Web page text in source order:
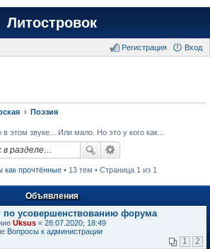
Литостровок
Вход
Регистрация
Поэзия
в этом звуке... Или мало. Но это у кого как...
как прочтённые • 13 тем • Страница 1 из 1
Объявления
по усовершенствованию форума
Uksus « 28.07.2020, 18:49
Вопросы к администрации
1 2